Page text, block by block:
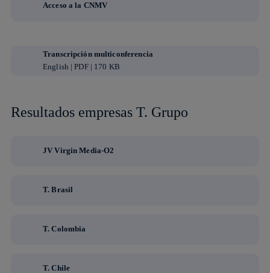
Acceso a la CNMV
Transcripción multiconferencia
English | PDF | 170 KB
Resultados empresas T. Grupo
JV Virgin Media-O2
T. Brasil
T. Colombia
T. Chile